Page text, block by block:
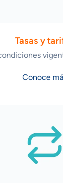
Tasas y
Conoce